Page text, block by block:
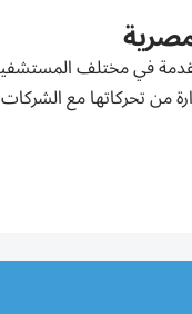
في مختلف
من تحركاتها مع